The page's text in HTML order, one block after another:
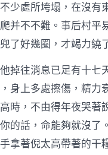
少處所垮塌，在沒有
并不不難。事后村平
了好幾圈，才竭力繞
掉往消息已足有十七
身上多處擦傷，精力
時，不由得年夜哭著
的話，命能夠就沒了
拿著倪太高帶著的干